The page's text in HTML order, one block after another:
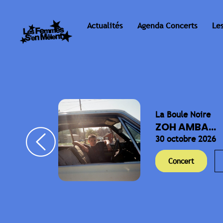
Actualités Agenda Concerts
La Boule Noire
ZOH AMBA...
30 octobre 2026
Concert